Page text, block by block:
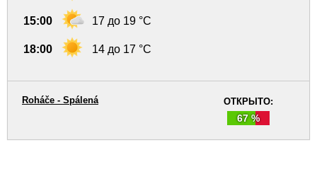
15:00 17 до 19 °C
18:00 14 до 17 °C
ОТКРЫТО:
67 %
Roháče - Spálená